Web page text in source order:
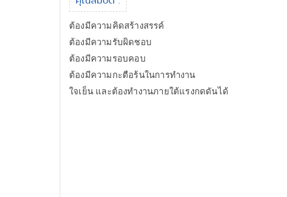
ต้องมีความคิดสร้างสรรค์
ต้องมีความรับผิดชอบ
ต้องมีความรอบคอบ
ต้องมีความกะตือร้นในการทำงาน
ใจเย็น และต้องทำงานภายใต้แรงกดดันได้